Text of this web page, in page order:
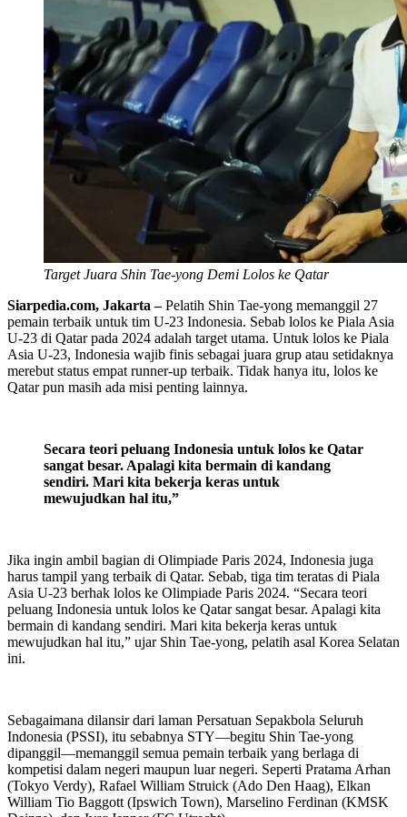
Target Juara Shin Tae-yong Demi Lolos ke Qatar
Siarpedia.com, Jakarta –Pelatih Shin Tae-yong memanggil 27
pemain terbaik untuk tim U-23 Indonesia. Sebab lolos ke Piala Asia
U-23 di Qatar pada 2024 adalah target utama. Untuk lolos ke Piala
Asia U-23, Indonesia wajib finis sebagai juara grup atau setidaknya
merebut status empat runner-up terbaik. Tidak hanya itu, lolos ke
Qatar pun masih ada misi penting lainnya.
Secara teori peluang Indonesia untuk lolos ke Qatar
sangat besar. Apalagi kita bermain di kandang
sendiri. Mari kita bekerja keras untuk
mewujudkan hal itu,”
Jika ingin ambil bagian di Olimpiade Paris 2024, Indonesia juga
harus tampil yang terbaik di Qatar. Sebab, tiga tim teratas di Piala
Asia U-23 berhak lolos ke Olimpiade Paris 2024. “Secara teori
peluang Indonesia untuk lolos ke Qatar sangat besar. Apalagi kita
bermain di kandang sendiri. Mari kita bekerja keras untuk
mewujudkan hal itu,” ujar Shin Tae-yong, pelatih asal Korea Selatan
ini.
Sebagaimana dilansir dari laman Persatuan Sepakbola Seluruh
Indonesia (PSSI), itu sebabnya STY—begitu Shin Tae-yong
dipanggil—memanggil semua pemain terbaik yang berlaga di
kompetisi dalam negeri maupun luar negeri. Seperti Pratama Arhan
(Tokyo Verdy), Rafael William Struick (Ado Den Haag), Elkan
William Tio Baggott (Ipswich Town), Marselino Ferdinan (KMSK